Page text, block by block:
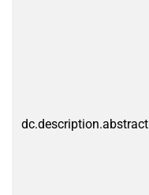
dc.description.abstract